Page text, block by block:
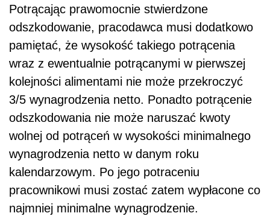
Potrącając prawomocnie stwierdzone
odszkodowanie, pracodawca musi dodatkowo
pamiętać, że wysokość takiego potrącenia
wraz z ewentualnie potrącanymi w pierwszej
kolejności alimentami nie może przekroczyć
3/5 wynagrodzenia netto. Ponadto potrącenie
odszkodowania nie może naruszać kwoty
wolnej od potrąceń w wysokości minimalnego
wynagrodzenia netto w danym roku
kalendarzowym. Po jego potraceniu
pracownikowi musi zostać zatem wypłacone co
najmniej minimalne wynagrodzenie.